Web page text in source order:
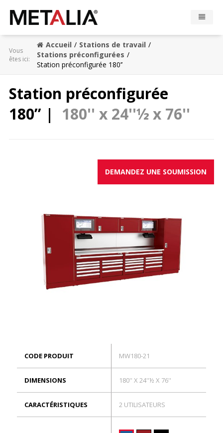
Produits
Réalisations
Vous
êtes ici:
Accueil
Stations de travail
Stations préconfigurées
Station préconfigurée 180’’
Station préconfigurée
180’’ |
180'' x 24''½ x 76''
DEMANDEZ UNE SOUMISSION
CODE PRODUIT MW180-21
DIMENSIONS 180'' X 24''½ X 76''
CARACTÉRISTIQUES 2 UTILISATEURS